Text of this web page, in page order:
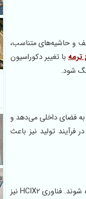
و حاشیه‌های متناسب،
با تغییر دکوراسیون
شود.
فضای داخلی می‌دهد و
فرآیند تولید نیز باعث
تعداد بالای شانه و تراکم 3600 این امکان را فراهم می‌کند که کوچک‌ترین جزئیات نقشه با دقت بسیار بالا روی سطح فرش دیده شوند. فناوری HCIX2 نیز